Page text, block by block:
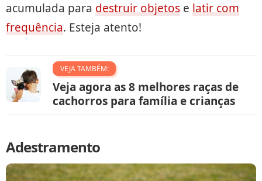
acumulada para destruir objetos e latir com
frequência. Esteja atento!
VEJA TAMBÉM:
Veja agora as 8 melhores raças de
cachorros para família e crianças
Adestramento